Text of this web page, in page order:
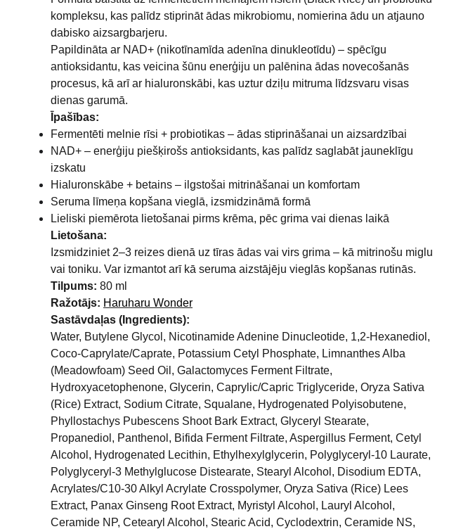
kompleksu, kas palīdz stiprināt ādas mikrobiomu, nomierina ādu un atjauno
dabisko aizsargbarjeru.
Papildināta ar NAD+ (nikotīnamīda adenīna dinukleotīdu) – spēcīgu
antioksidantu, kas veicina šūnu enerģiju un palēnina ādas novecošanās
procesus, kā arī ar hialuronskābi, kas uztur dziļu mitruma līdzsvaru visas
dienas garumā.
Īpašības:
Fermentēti melnie rīsi + probiotikas – ādas stiprināšanai un aizsardzībai
NAD+ – enerģiju piešķirošs antioksidants, kas palīdz saglabāt jauneklīgu
izskatu
Hialuronskābe + betains – ilgstošai mitrināšanai un komfortam
Seruma līmeņa kopšana vieglā, izsmidzināmā formā
Lieliski piemērota lietošanai pirms krēma, pēc grima vai dienas laikā
Lietošana:
Izsmidziniet 2–3 reizes dienā uz tīras ādas vai virs grima – kā mitrinošu miglu
vai toniku. Var izmantot arī kā seruma aizstājēju vieglās kopšanas rutinās.
Tilpums: 80 ml
Ražotājs: Haruharu Wonder
Sastāvdaļas (Ingredients):
Water, Butylene Glycol, Nicotinamide Adenine Dinucleotide, 1,2-Hexanediol,
Coco-Caprylate/Caprate, Potassium Cetyl Phosphate, Limnanthes Alba
(Meadowfoam) Seed Oil, Galactomyces Ferment Filtrate,
Hydroxyacetophenone, Glycerin, Caprylic/Capric Triglyceride, Oryza Sativa
(Rice) Extract, Sodium Citrate, Squalane, Hydrogenated Polyisobutene,
Phyllostachys Pubescens Shoot Bark Extract, Glyceryl Stearate,
Propanediol, Panthenol, Bifida Ferment Filtrate, Aspergillus Ferment, Cetyl
Alcohol, Hydrogenated Lecithin, Ethylhexylglycerin, Polyglyceryl-10 Laurate,
Polyglyceryl-3 Methylglucose Distearate, Stearyl Alcohol, Disodium EDTA,
Acrylates/C10-30 Alkyl Acrylate Crosspolymer, Oryza Sativa (Rice) Lees
Extract, Panax Ginseng Root Extract, Myristyl Alcohol, Lauryl Alcohol,
Ceramide NP, Cetearyl Alcohol, Stearic Acid, Cyclodextrin, Ceramide NS,